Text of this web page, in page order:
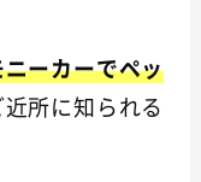
ーカーでペッ
所に知られる